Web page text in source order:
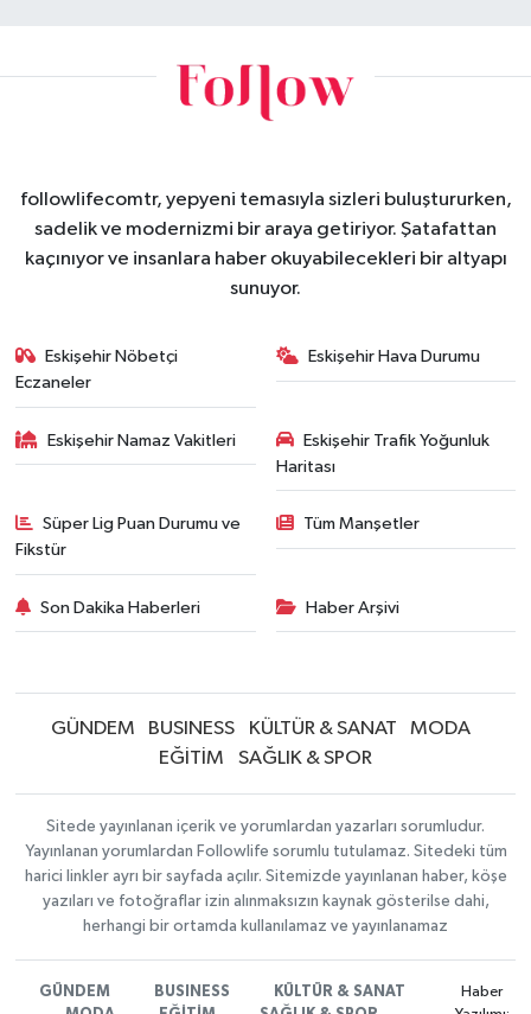
followlifecomtr, yepyeni temasıyla sizleri buluştururken,
sadelik ve modernizmi bir araya getiriyor. Şatafattan
kaçınıyor ve insanlara haber okuyabilecekleri bir altyapı
sunuyor.
Eskişehir Nöbetçi
Eczaneler
Eskişehir Hava Durumu
Eskişehir Namaz Vakitleri
Eskişehir Trafik Yoğunluk
Haritası
Süper Lig Puan Durumu ve
Fikstür
Tüm Manşetler
Son Dakika Haberleri Haber Arşivi
GÜNDEM BUSINESS KÜLTÜR & SANAT
MODA
EĞİTİM
SAĞLIK & SPOR
Sitede yayınlanan içerik ve yorumlardan yazarları sorumludur.
Yayınlanan yorumlardan Followlife sorumlu tutulamaz. Sitedeki tüm
harici linkler ayrı bir sayfada açılır. Sitemizde yayınlanan haber, köşe
yazıları ve fotoğraflar izin alınmaksızın kaynak gösterilse dahi,
herhangi bir ortamda kullanılamaz ve yayınlanamaz
GÜNDEM BUSINESS
KÜLTÜR & SANAT
Haber